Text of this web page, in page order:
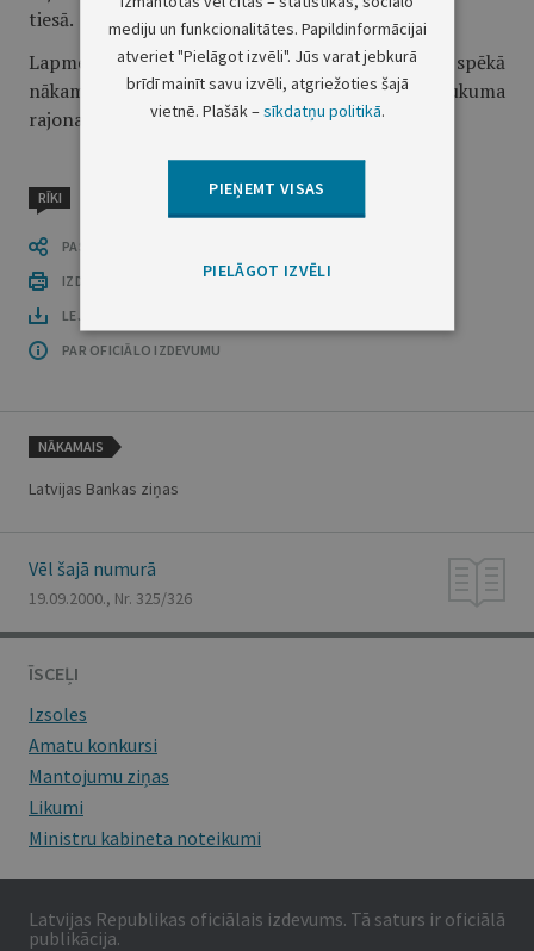
tiesā.
Lapmežciema pagasta ģenerālplāns stājas spēkā
nākamajā dienā pēc paziņojuma publicēšanas Tukuma
rajona laikrakstā "Tukuma Ziņotājs".
RĪKI
PASTĀSTI CITIEM
IZDRUKĀT PUBLIKĀCIJU
LEJUPLĀDĒT LAIDIENU (PDF)
PAR OFICIĀLO IZDEVUMU
NĀKAMAIS
Latvijas Bankas ziņas
Vēl šajā numurā
19.09.2000., Nr. 325/326
ĪSCEĻI
Izsoles
Amatu konkursi
Mantojumu ziņas
Likumi
Ministru kabineta noteikumi
Latvijas Republikas oficiālais izdevums. Tā saturs ir oficiālā
publikācija.
mediju un funkcionalitātes. Papildinformācijai
atveriet "Pielāgot izvēli". Jūs varat jebkurā
brīdī mainīt savu izvēli, atgriežoties šajā
vietnē. Plašāk –sīkdatņu politikā.
PIEŅEMT VISAS
PIELĀGOT IZVĒLI